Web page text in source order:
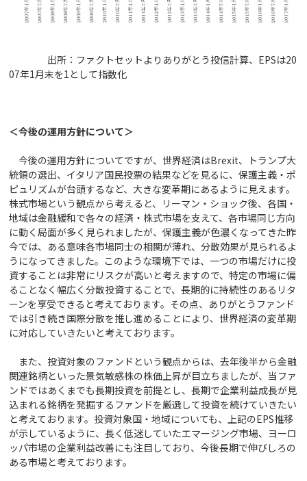
出所：ファクトセットよりありがとう投信計算、EPSは20
07年1月末を1として指数化
＜今後の運用方針について＞
今後の運用方針についてですが、世界経済はBrexit、トランプ大
統領の選出、イタリア国民投票の結果などを見るに、保護主義・ポ
ピュリズムが台頭するなど、大きな変革期にあるように見えます。
株式市場という観点から考えると、リーマン・ショック後、各国・
地域は金融緩和で各々の経済・株式市場を支えて、各市場同じ方向
に動く局面が多く見られましたが、保護主義が色濃くなってきた昨
今では、ある意味各市場同士の相関が薄れ、分散効果が見られるよ
うになってきました。このような環境下では、一つの市場だけに投
資することは非常にリスクが高いと考えますので、特定の市場に偏
ることなく幅広く分散投資することで、長期的に持続性のあるリタ
ーンを享受できると考えております。その点、ありがとうファンド
では引き続き国際分散を推し進めることにより、世界経済の変革期
に対応していきたいと考えております。
また、投資対象のファンドという観点からは、去年後半から金融
関連銘柄といった景気敏感株の株価上昇が目立ちましたが、当ファ
ンドではあくまでも長期投資を前提とし、長期で企業利益成長が見
込まれる銘柄を発掘するファンドを厳選して投資を続けていきたい
と考えております。投資対象国・地域についても、上記のEPS推移
が示しているように、長く低迷していたエマージング市場、ヨーロ
ッパ市場の企業利益改善にも注目しており、今後長期で伸びしろの
ある市場と考えております。